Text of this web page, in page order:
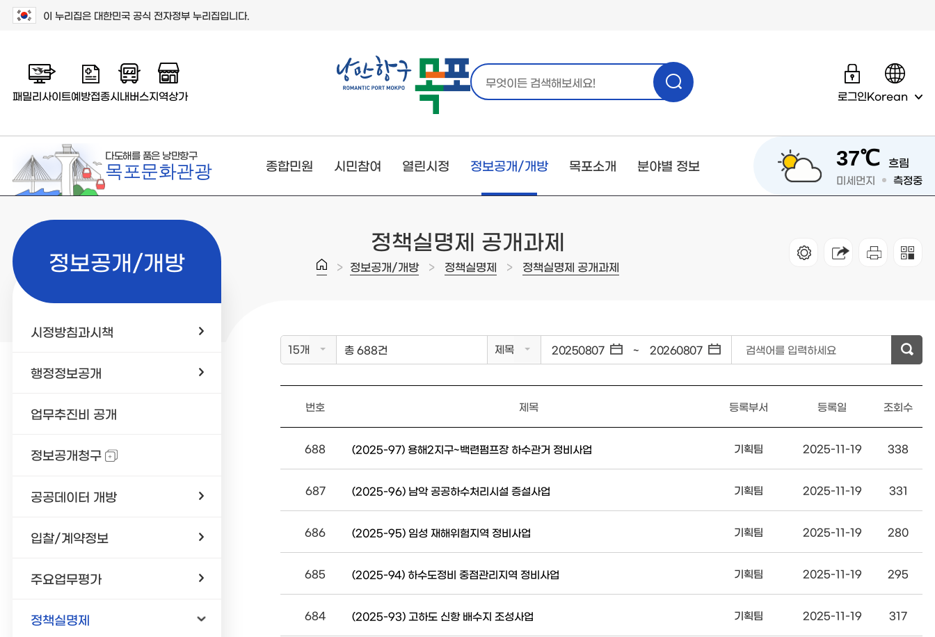
이 누리집은 대한민국 공식 전자정부 누리집입니다.
패밀리사이트예방접종시내버스지역상가 로그인Korean
다도해를 품은 낭만항구
목포문화관광 종합민원 시민참여 열린시정 정보공개/개방 목포소개 분야별 정보 37℃ 흐림
미세먼지 측정중
정책실명제 공개과제
> 정보공개/개방 > 정책실명제 > 정책실명제 공개과제
정보공개/개방
시정방침과시책
행정정보공개
업무추진비 공개
정보공개청구
공공데이터 개방
입찰/계약정보
주요업무평가
정책실명제
15개 총 688건 제목 ~ 검색어를 입력하세요
번호 제목 등록부서 등록일 조회수
688 (2025-97) 용해2지구~백련펌프장 하수관거 정비사업 기획팀 2025-11-19 338
687 (2025-96) 남악 공공하수처리시설 증설사업 기획팀 2025-11-19 331
686 (2025-95) 임성 재해위험지역 정비사업 기획팀 2025-11-19 280
685 (2025-94) 하수도정비 중점관리지역 정비사업 기획팀 2025-11-19 295
684 (2025-93) 고하도 신항 배수지 조성사업 기획팀 2025-11-19 317